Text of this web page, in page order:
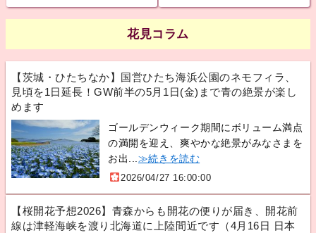
花見コラム
【茨城・ひたちなか】国営ひたち海浜公園のネモフィラ、
見頃を1日延長！GW前半の5月1日(金)まで青の絶景が楽し
めます
ゴールデンウィーク期間にボリューム満点
の満開を迎え、爽やかな絶景がみなさまを
お出... ≫続きを読む
2026/04/27 16:00:00
【桜開花予想2026】青森からも開花の便りが届き、開花前
線は津軽海峡を渡り北海道に上陸間近です（4月16日 日本